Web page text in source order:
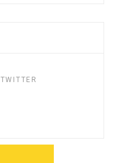
TWITTER